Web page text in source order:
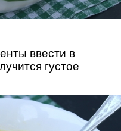
ввести в
густое